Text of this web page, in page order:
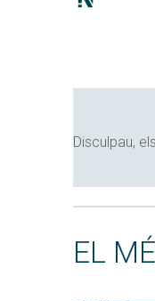
Disculpau,
EL